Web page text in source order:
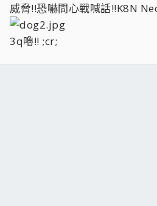
威脅!!恐嚇間心戰喊話!!K8N
3q嚕!! ;cr;